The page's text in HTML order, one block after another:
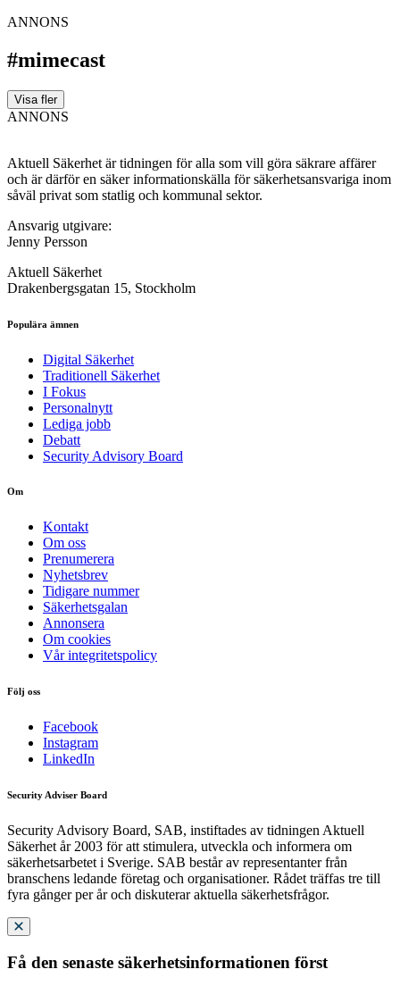
ANNONS
#mimecast
Visa fler
ANNONS
Aktuell Säkerhet är tidningen för alla som vill göra säkrare affärer
och är därför en säker informationskälla för säkerhets­ansvariga inom
såväl privat som statlig och kommunal sektor.
Ansvarig utgivare:
Jenny Persson
Aktuell Säkerhet
Drakenbergsgatan 15, Stockholm
Populära ämnen
Digital Säkerhet
Traditionell Säkerhet
I Fokus
Personalnytt
Lediga jobb
Debatt
Security Advisory Board
Om
Kontakt
Om oss
Prenumerera
Nyhetsbrev
Tidigare nummer
Säkerhetsgalan
Annonsera
Om cookies
Vår integritetspolicy
Följ oss
Facebook
Instagram
LinkedIn
Security Adviser Board
Security Advisory Board, SAB, instiftades av tidningen Aktuell
Säkerhet år 2003 för att stimulera, utveckla och informera om
säkerhetsarbetet i Sverige. SAB består av representanter från
branschens ledande företag och organisationer. Rådet träffas tre till
fyra gånger per år och diskuterar aktuella säkerhetsfrågor.
Få den senaste säkerhetsinformationen först